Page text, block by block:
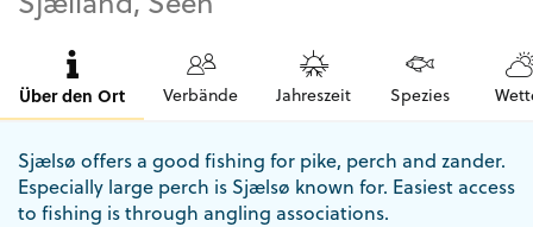
Über den Ort Verbände Jahreszeit Spezies
Sjælsø offers a good fishing for pike, perch and zander.
Especially large perch is Sjælsø known for. Easiest access
to fishing is through angling associations.